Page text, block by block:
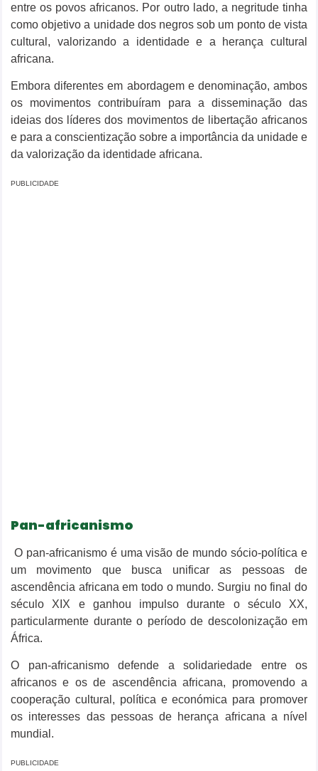
entre os povos africanos. Por outro lado, a negritude tinha
como objetivo a unidade dos negros sob um ponto de vista
cultural, valorizando a identidade e a herança cultural
africana.
Embora diferentes em abordagem e denominação, ambos
os movimentos contribuíram para a disseminação das
ideias dos líderes dos movimentos de libertação africanos
e para a conscientização sobre a importância da unidade e
da valorização da identidade africana.
PUBLICIDADE
Pan-africanismo
O pan-africanismo é uma visão de mundo sócio-política e
um movimento que busca unificar as pessoas de
ascendência africana em todo o mundo. Surgiu no final do
século XIX e ganhou impulso durante o século XX,
particularmente durante o período de descolonização em
África.
O pan-africanismo defende a solidariedade entre os
africanos e os de ascendência africana, promovendo a
cooperação cultural, política e económica para promover
os interesses das pessoas de herança africana a nível
mundial.
PUBLICIDADE